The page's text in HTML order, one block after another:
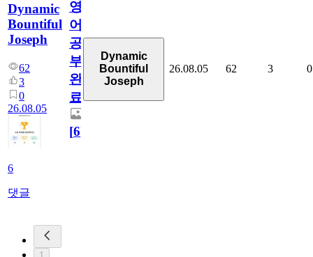
Dynamic
Bountiful
Joseph
62
3
0
26.08.05
6
댓글
영
어
공
부
완
료
[6]
Dynamic
Bountiful
Joseph
26.08.05 62 3 0